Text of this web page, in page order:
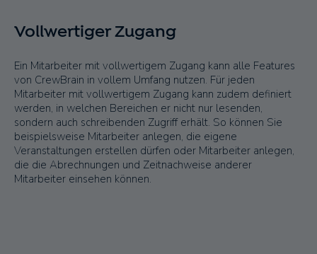
Vollwertiger Zugang
Ein Mitarbeiter mit vollwertigem Zugang kann alle Features
von CrewBrain in vollem Umfang nutzen. Für jeden
Mitarbeiter mit vollwertigem Zugang kann zudem definiert
werden, in welchen Bereichen er nicht nur lesenden,
sondern auch schreibenden Zugriff erhält. So können Sie
beispielsweise Mitarbeiter anlegen, die eigene
Veranstaltungen erstellen dürfen oder Mitarbeiter anlegen,
die die Abrechnungen und Zeitnachweise anderer
Mitarbeiter einsehen können.